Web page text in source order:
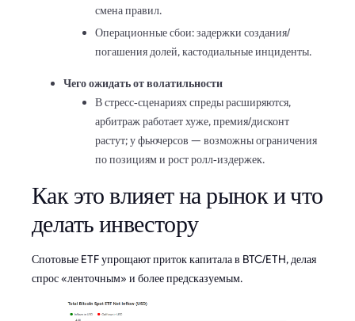
смена правил.
Операционные сбои: задержки создания/
погашения долей, кастодиальные инциденты.
Чего ожидать от волатильности
В стресс‑сценариях спреды расширяются,
арбитраж работает хуже, премия/дисконт
растут; у фьючерсов — возможны ограничения
по позициям и рост ролл‑издержек.
Как это влияет на рынок и что
делать инвестору
Спотовые ETF упрощают приток капитала в BTC/ETH, делая
спрос «ленточным» и более предсказуемым.